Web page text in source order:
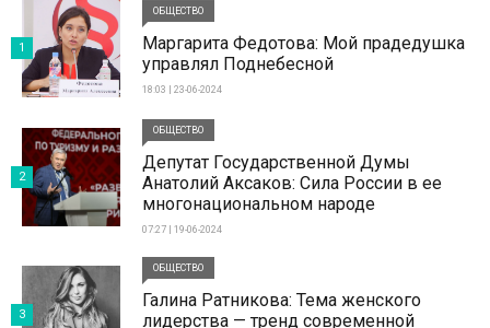
ОБЩЕСТВО
Маргарита Федотова: Мой прадедушка
управлял Поднебесной
18:03 | 23-06-2024
1
ОБЩЕСТВО
Депутат Государственной Думы
Анатолий Аксаков: Сила России в ее
многонациональном народе
07:27 | 19-06-2024
2
ОБЩЕСТВО
Галина Ратникова: Тема женского
лидерства — тренд современной
3